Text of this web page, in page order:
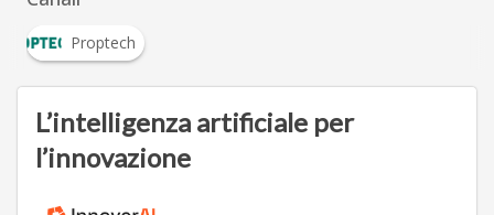
Proptech
L’intelligenza artificiale per
l’innovazione